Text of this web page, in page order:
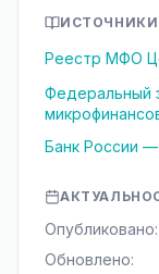
Реестр МФО
Федеральный
Банк России
Опубликовано:
Обновлено: